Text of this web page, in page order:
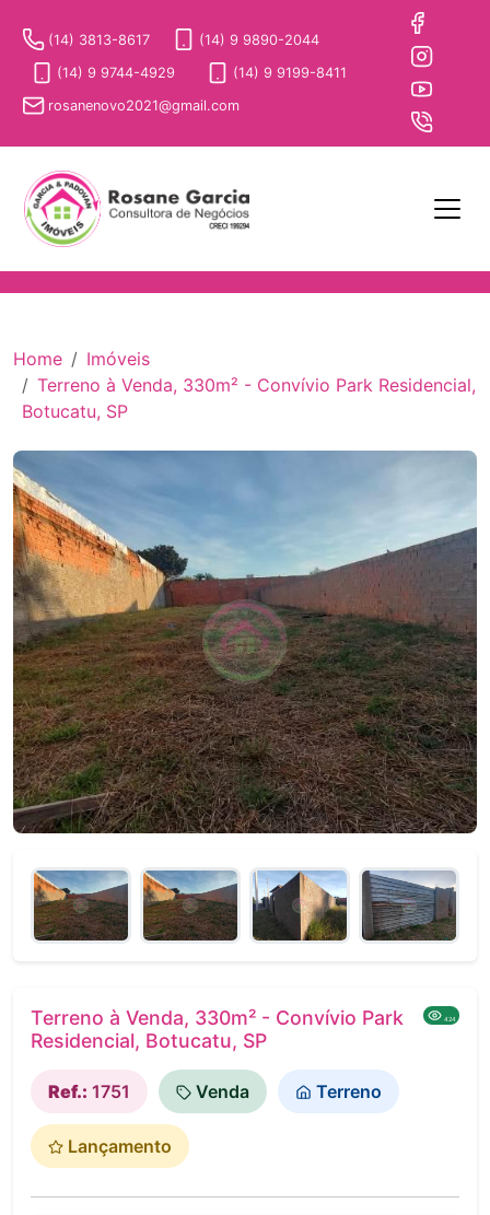
(14) 3813-8617 (14) 9 9890-2044
(14) 9 9744-4929 (14) 9 9199-8411
rosanenovo2021@gmail.com
Home
Imóveis
Terreno à Venda, 330m² - Convívio Park Residencial,
Botucatu, SP
Terreno à Venda, 330m² - Convívio Park
Residencial, Botucatu, SP
424
Ref.: 1751 Venda Terreno
Lançamento